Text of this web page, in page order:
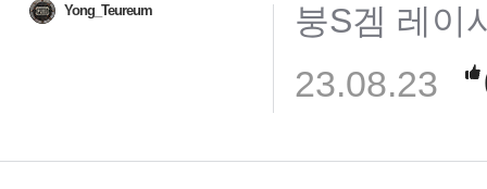
Yong_Teureum 붕S겜 레이
23.08.23